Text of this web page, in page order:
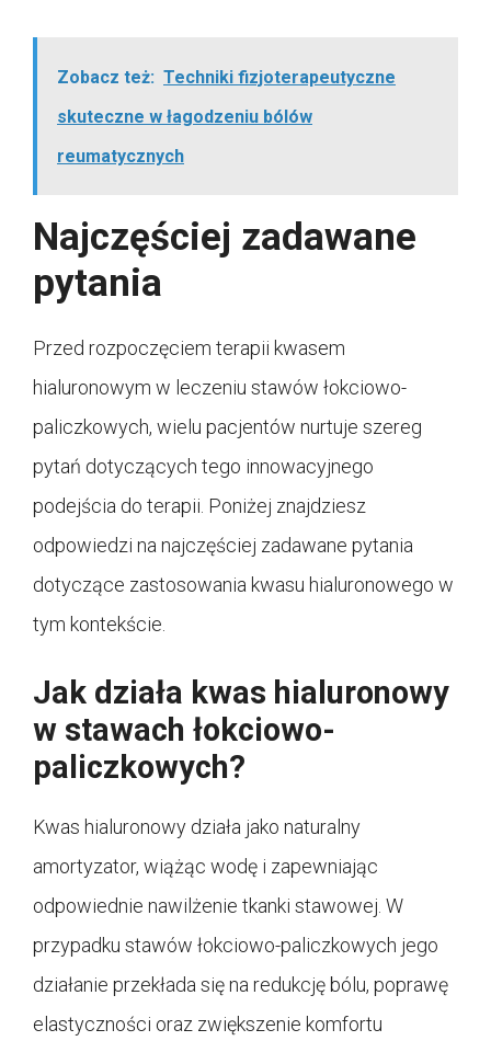
Zobacz też: Techniki fizjoterapeutyczne
skuteczne w łagodzeniu bólów
reumatycznych
Najczęściej zadawane
pytania
Przed rozpoczęciem terapii kwasem
hialuronowym w leczeniu stawów łokciowo-
paliczkowych, wielu pacjentów nurtuje szereg
pytań dotyczących tego innowacyjnego
podejścia do terapii. Poniżej znajdziesz
odpowiedzi na najczęściej zadawane pytania
dotyczące zastosowania kwasu hialuronowego w
tym kontekście.
Jak działa kwas hialuronowy
w stawach łokciowo-
paliczkowych?
Kwas hialuronowy działa jako naturalny
amortyzator, wiążąc wodę i zapewniając
odpowiednie nawilżenie tkanki stawowej. W
przypadku stawów łokciowo-paliczkowych jego
działanie przekłada się na redukcję bólu, poprawę
elastyczności oraz zwiększenie komfortu